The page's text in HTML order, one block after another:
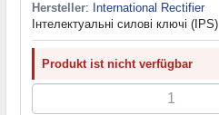
Hersteller: International Rectifier
Інтелектуальні силові ключі (IPS)
Produkt ist nicht verfügbar